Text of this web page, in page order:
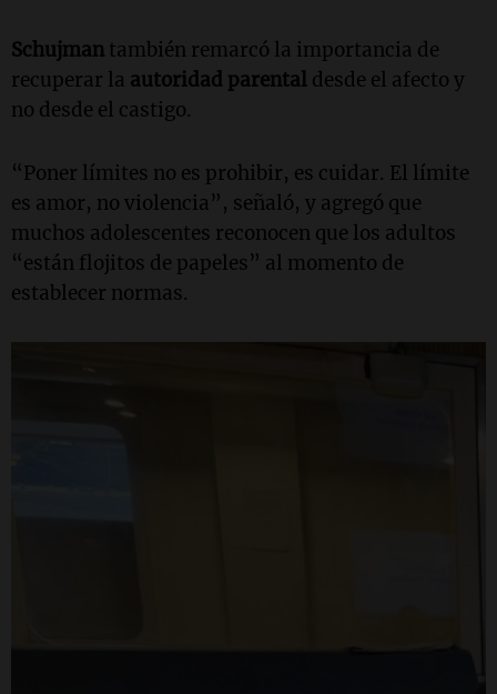
Schujman también remarcó la importancia de
recuperar la autoridad parental desde el afecto y
no desde el castigo.
“Poner límites no es prohibir, es cuidar. El límite
es amor, no violencia”, señaló, y agregó que
muchos adolescentes reconocen que los adultos
“están flojitos de papeles” al momento de
establecer normas.